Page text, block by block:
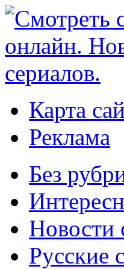
Карта
Реклама
Без
Новости
Русские